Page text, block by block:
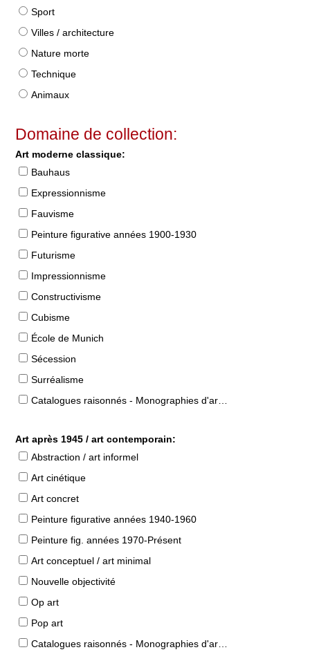
Sport
Villes / architecture
Nature morte
Technique
Animaux
Domaine de collection:
Art moderne classique:
Bauhaus
Expressionnisme
Fauvisme
Peinture figurative années 1900-1930
Futurisme
Impressionnisme
Constructivisme
Cubisme
École de Munich
Sécession
Surréalisme
Catalogues raisonnés - Monographies d'artistes
Art après 1945 / art contemporain:
Abstraction / art informel
Art cinétique
Art concret
Peinture figurative années 1940-1960
Peinture fig. années 1970-Présent
Art conceptuel / art minimal
Nouvelle objectivité
Op art
Pop art
Catalogues raisonnés - Monographies d'artistes